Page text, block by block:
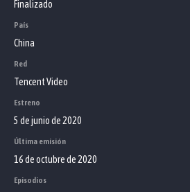
Finalizado
País
China
Red
Tencent Video
Estreno
5 de junio de 2020
Última emisión
16 de octubre de 2020
Episodios